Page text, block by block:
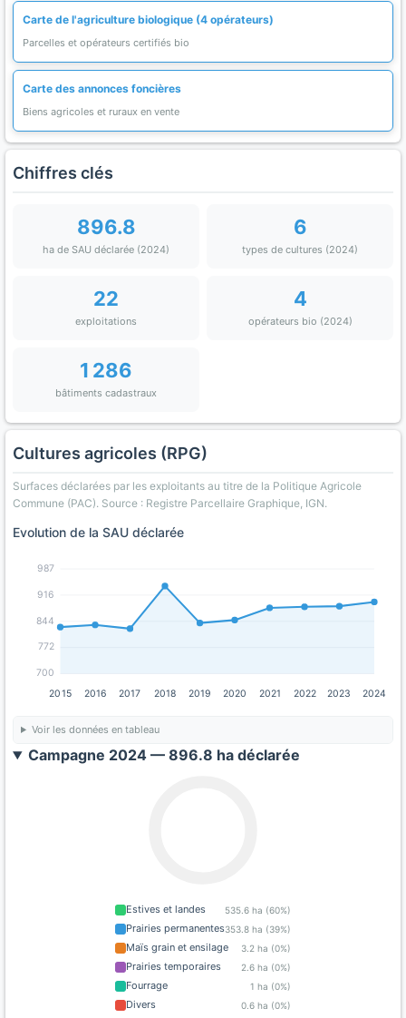
Carte de l'agriculture biologique (4 opérateurs)
Parcelles et opérateurs certifiés bio
Carte des annonces foncières
Biens agricoles et ruraux en vente
Chiffres clés
896.8
ha de SAU déclarée (2024)
6
types de cultures (2024)
22
exploitations
4
opérateurs bio (2024)
1 286
bâtiments cadastraux
Cultures agricoles (RPG)
Surfaces déclarées par les exploitants au titre de la Politique Agricole
Commune (PAC). Source : Registre Parcellaire Graphique, IGN.
Evolution de la SAU déclarée
700
772
844
916
987
2015 2016 2017 2018 2019 2020 2021 2022 2023 2024
Voir les données en tableau
Campagne 2024 — 896.8 ha déclarée
Estives et landes 535.6 ha (60%)
Prairies permanentes353.8 ha (39%)
Maïs grain et ensilage 3.2 ha (0%)
Prairies temporaires 2.6 ha (0%)
Fourrage 1 ha (0%)
Divers 0.6 ha (0%)